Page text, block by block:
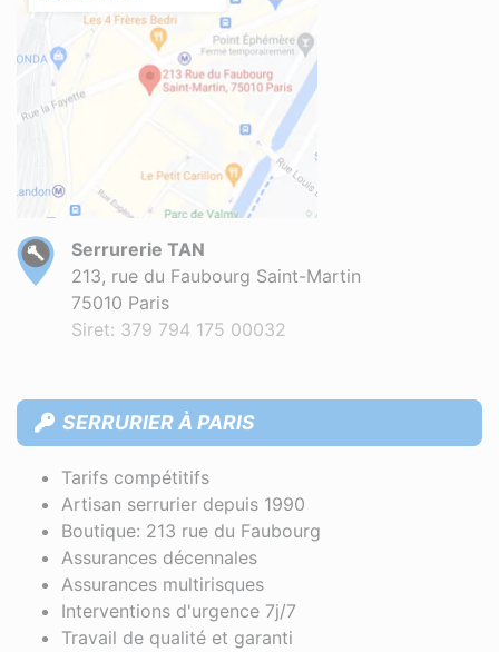
Serrurerie TAN
213, rue du Faubourg Saint-Martin
75010 Paris
Siret: 379 794 175 00032
SERRURIER À PARIS
Tarifs compétitifs
Artisan serrurier depuis 1990
Boutique: 213 rue du Faubourg
Assurances décennales
Assurances multirisques
Interventions d'urgence 7j/7
Travail de qualité et garanti